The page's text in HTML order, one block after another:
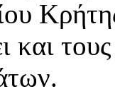
και